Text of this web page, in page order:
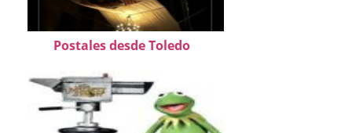
Postales desde Toledo